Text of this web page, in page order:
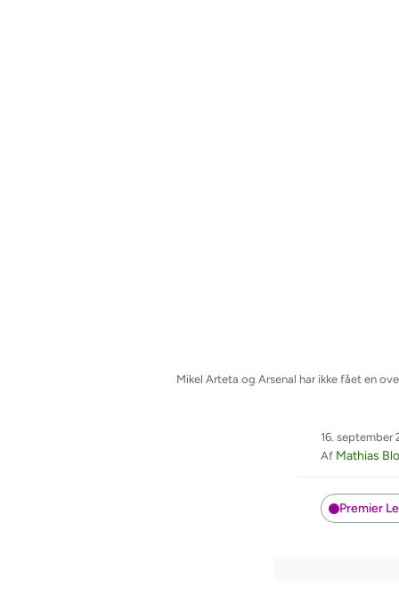
Mikel Arteta og Arsenal har ikke fået en
16. september
Af Mathias
Premier